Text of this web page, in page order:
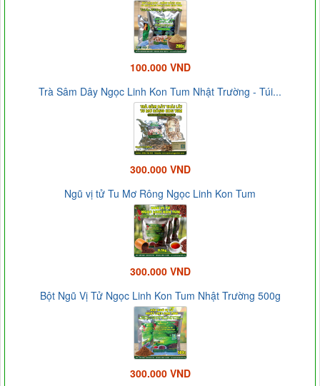
100.000 VND
Trà Sâm Dây Ngọc Linh Kon Tum Nhật Trường - Túi...
300.000 VND
Ngũ vị tử Tu Mơ Rông Ngọc Linh Kon Tum
300.000 VND
Bột Ngũ Vị Tử Ngọc Linh Kon Tum Nhật Trường 500g
300.000 VND